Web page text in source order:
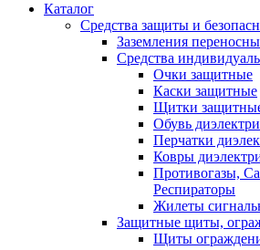
Каталог
Средства защиты и
Заземления
Средства
Очки защитные
Каски защитные
Щитки
Обувь
Перчатки
Ковры
Противогазы,
Респираторы
Жилеты
Защитные щиты,
Щиты